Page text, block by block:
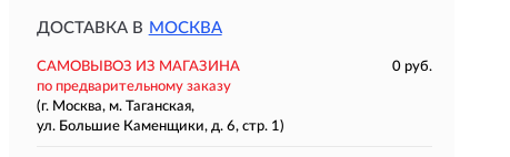
ДОСТАВКА В МОСКВА
САМОВЫВОЗ ИЗ МАГАЗИНА
0 руб.
по предварительному заказу
(г. Москва, м. Таганская,
ул. Большие Каменщики, д. 6, стр. 1)